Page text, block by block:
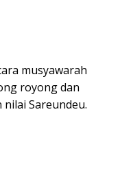
musyawarah
royong dan
Sareundeu.